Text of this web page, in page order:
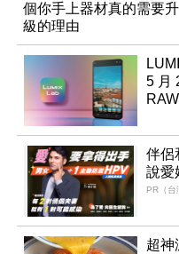
個你手上器材真的需要升
級的理由
5 月
伴侶
說愛
PR（台
超神